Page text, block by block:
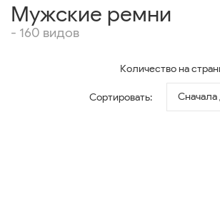
Мужские ремни
- 160 видов
Количество на
Сортировать: